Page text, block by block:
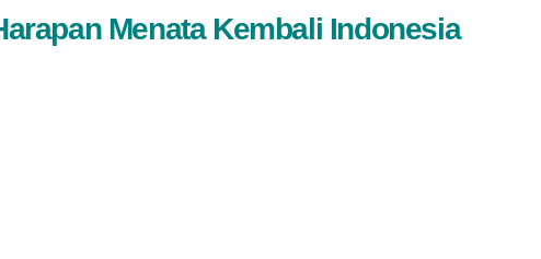
Menata Kembali Indonesia